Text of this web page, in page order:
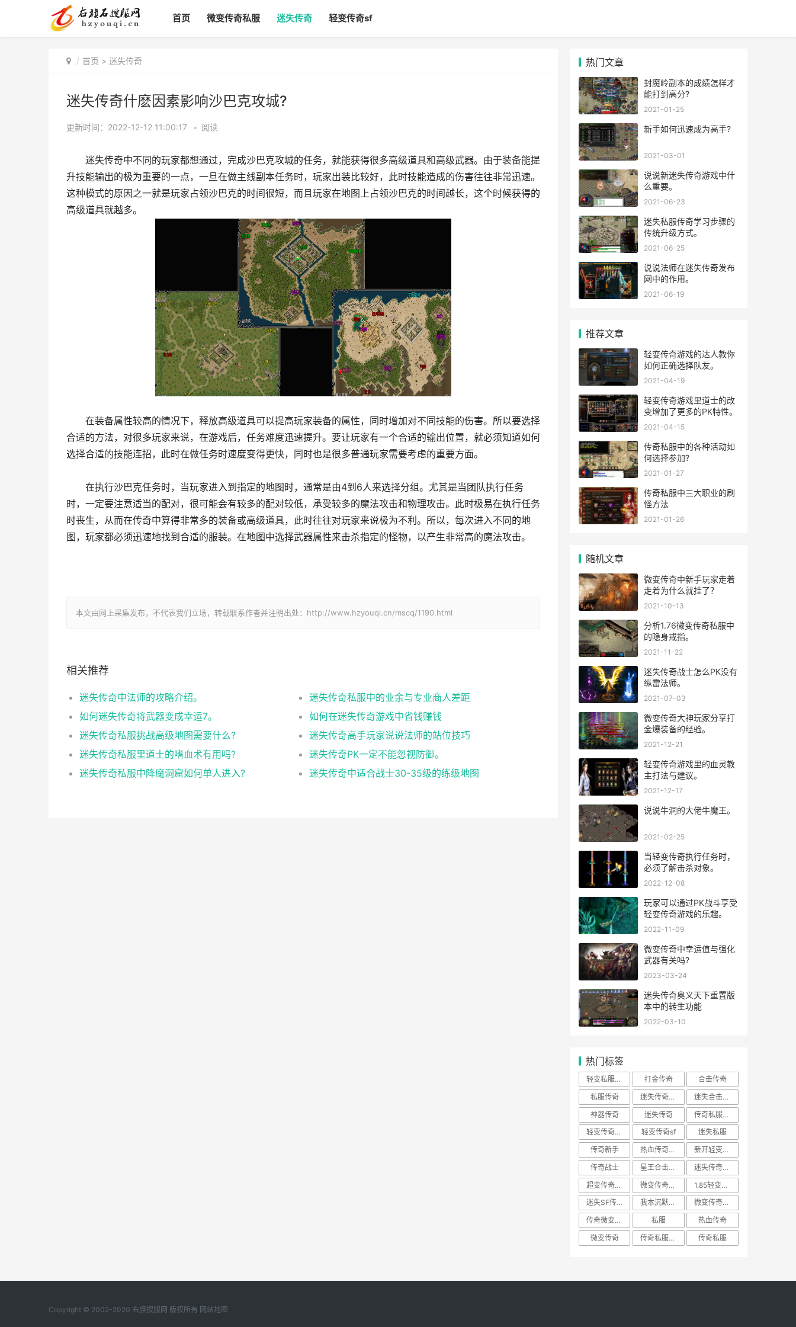
首页 微变传奇私服 迷失传奇 轻变传奇sf
首页 > 迷失传奇
迷失传奇什麽因素影响沙巴克攻城?
更新时间：2022-12-12 11:00:17 • 阅读
迷失传奇中不同的玩家都想通过，完成沙巴克攻城的任务，就能获得很多高级道具和高级武器。由于装备能提
升技能输出的极为重要的一点，一旦在做主线副本任务时，玩家出装比较好，此时技能造成的伤害往往非常迅速。
这种模式的原因之一就是玩家占领沙巴克的时间很短，而且玩家在地图上占领沙巴克的时间越长，这个时候获得的
高级道具就越多。
在装备属性较高的情况下，释放高级道具可以提高玩家装备的属性，同时增加对不同技能的伤害。所以要选择
合适的方法，对很多玩家来说，在游戏后，任务难度迅速提升。要让玩家有一个合适的输出位置，就必须知道如何
选择合适的技能连招，此时在做任务时速度变得更快，同时也是很多普通玩家需要考虑的重要方面。
在执行沙巴克任务时，当玩家进入到指定的地图时，通常是由4到6人来选择分组。尤其是当团队执行任务
时，一定要注意适当的配对，很可能会有较多的配对较低，承受较多的魔法攻击和物理攻击。此时极易在执行任务
时丧生，从而在传奇中算得非常多的装备或高级道具，此时往往对玩家来说极为不利。所以，每次进入不同的地
图，玩家都必须迅速地找到合适的服装。在地图中选择武器属性来击杀指定的怪物，以产生非常高的魔法攻击。
本文由网上采集发布，不代表我们立场，转载联系作者并注明出处：http://www.hzyouqi.cn/mscq/1190.html
相关推荐
迷失传奇中法师的攻略介绍。
迷失传奇私服中的业余与专业商人差距
如何迷失传奇将武器变成幸运7。
如何在迷失传奇游戏中省钱赚钱
迷失传奇私服挑战高级地图需要什么?
迷失传奇高手玩家说说法师的站位技巧
迷失传奇私服里道士的嗜血术有用吗?
迷失传奇PK一定不能忽视防御。
迷失传奇私服中降魔洞窟如何单人进入?
迷失传奇中适合战士30-35级的练级地图
热门文章
封魔岭副本的成绩怎样才
能打到高分?
2021-01-25
新手如何迅速成为高手?
2021-03-01
说说新迷失传奇游戏中什
么重要。
2021-06-23
迷失私服传奇学习步骤的
传统升级方式。
2021-06-25
说说法师在迷失传奇发布
网中的作用。
2021-06-19
推荐文章
轻变传奇游戏的达人教你
如何正确选择队友。
2021-04-19
轻变传奇游戏里道士的改
变增加了更多的PK特性。
2021-04-15
传奇私服中的各种活动如
何选择参加?
2021-01-27
传奇私服中三大职业的刷
怪方法
2021-01-26
随机文章
微变传奇中新手玩家走着
走着为什么就挂了？
2021-10-13
分析1.76微变传奇私服中
的隐身戒指。
2021-11-22
迷失传奇战士怎么PK没有
纵雷法师。
2021-07-03
微变传奇大神玩家分享打
金爆装备的经验。
2021-12-21
轻变传奇游戏里的血灵教
主打法与建议。
2021-12-17
说说牛洞的大佬牛魔王。
2021-02-25
当轻变传奇执行任务时，
必须了解击杀对象。
2022-12-08
玩家可以通过PK战斗享受
轻变传奇游戏的乐趣。
2022-11-09
微变传奇中幸运值与强化
武器有关吗?
2023-03-24
迷失传奇奥义天下重置版
本中的转生功能
2022-03-10
热门标签
轻变私服游戏 打金传奇
合击传奇
私服传奇
迷失传奇网站BOSS
迷失合击传奇
神器传奇
迷失传奇
传奇私服土城
轻变传奇游戏SF
轻变传奇sf
迷失私服
传奇新手
热血传奇游戏
新开轻变SF传奇
传奇战士
星王合击传奇
迷失传奇新服网
超变传奇游戏
微变传奇新开网站
1.85轻变传奇sf
迷失SF传奇
我本沉默传奇
微变传奇私服
传奇微变游戏
私服
热血传奇
微变传奇
传奇私服法师 传奇私服
Copyright © 2002-2020 右旗搜服网 版权所有 网站地图